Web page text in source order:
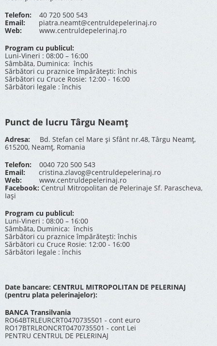
Telefon:40 720 500 543
Email:
piatra.neamt@centruldepelerinaj.ro
Web:
www.centruldepelerinaj.ro
Program cu publicul:
Luni-Vineri : 08:00 – 16:00
Sâmbăta, Duminica: închis
Sărbători cu praznice împărătești: închis
Sărbători cu Cruce Rosie: 12:00 - 16:00
Sărbători legale : închis
Punct de lucru Târgu Neamț
Adresa: Bd. Stefan cel Mare și Sfânt nr.48, Târgu Neamț,
615200, Neamț, Romania
Telefon: 0040 720 500 543
Email:
cristina.zlavog@centruldepelerinaj.ro
Web:
www.centruldepelerinaj.ro
Facebook: Centrul Mitropolitan de Pelerinaje Sf. Parascheva,
Iași
Program cu publicul:
Luni-Vineri : 08:00 – 16:00
Sâmbăta, Duminica: închis
Sărbători cu praznice împărătești: închis
Sărbători cu Cruce Rosie: 12:00 - 16:00
Sărbători legale : închis
Date bancare: CENTRUL MITROPOLITAN DE PELERINAJ
(pentru plata pelerinajelor):
BANCA Transilvania
RO64BTRLEURCRT0470735501 - cont euro
RO17BTRLRONCRT0470735501 - cont Lei
PENTRU CENTRUL DE PELERINAJ